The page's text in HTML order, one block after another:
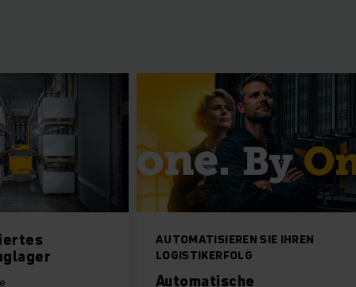
Automatisiertes
Schmalganglager